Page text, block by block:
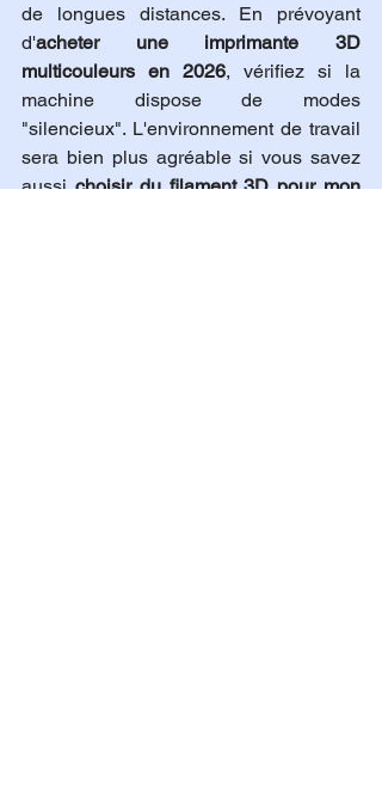
de longues distances. En prévoyant
d'acheter une imprimante 3D
multicouleurs en 2026, vérifiez si la
machine dispose de modes
"silencieux". L'environnement de travail
sera bien plus agréable si vous savez
aussi choisir du filament 3D pour mon